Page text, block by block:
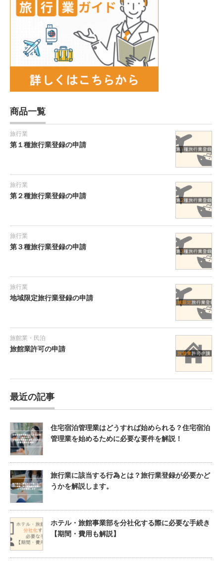
商品一覧
旅行業
第１種旅行業登録の申請
旅行業
第２種旅行業登録の申請
旅行業
第３種旅行業登録の申請
旅行業
地域限定旅行業登録の申請
旅館業・民泊
旅館業許可の申請
最近の記事
住宅宿泊管理業はどうすれば始められる？住宅宿泊
管理業を始めるために必要な要件を解説！
旅行業に該当する行為とは？旅行業登録が必要かど
うかを解説します。
ホテル・旅館事業部を分社化する際に必要な手続き
【期間・費用も解説】